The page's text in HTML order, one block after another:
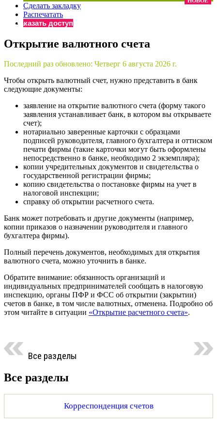
Бератор
«Практическая энциклопедия бухгалтера»
«Нормативные акты для бухгалтера»
«Практическая бухгалтерия»
Онлайн-сервисы «Учетная политика» и «Алгоритмы
Просто заполните форму, и мы вышлем вам на почту
Сделать закладку
Распечатать
Заказать доступ
Открытие валютного счета
Последний раз обновлено: Четверг 6 августа 2026 г.
Чтобы открыть валютный счет, нужно представить в банк
следующие документы:
заявление на открытие валютного счета (форму такого
заявления устанавливает банк, в котором вы открываете
счет);
нотариально заверенные карточки с образцами
подписей руководителя, главного бухгалтера и оттиском
печати фирмы (такие карточки могут быть оформлены
непосредственно в банке, необходимо 2 экземпляра);
копии учредительных документов и свидетельства о
государственной регистрации фирмы;
копию свидетельства о постановке фирмы на учет в
налоговой инспекции;
справку об открытии расчетного счета.
Банк может потребовать и другие документы (например,
копии приказов о назначении руководителя и главного
бухгалтера фирмы).
Полный перечень документов, необходимых для открытия
валютного счета, можно уточнить в банке.
Обратите внимание: обязанность организаций и
индивидуальных предпринимателей сообщать в налоговую
инспекцию, органы ПФР и ФСС об открытии (закрытии)
счетов в банке, в том числе валютных, отменена. Подробно об
этом читайте в ситуации «Открытие расчетного счета».
Все разделы
Все разделы
Корреспонденция счетов